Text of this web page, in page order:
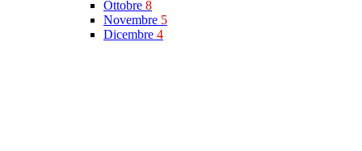
Ottobre 8
Novembre 5
Dicembre 4